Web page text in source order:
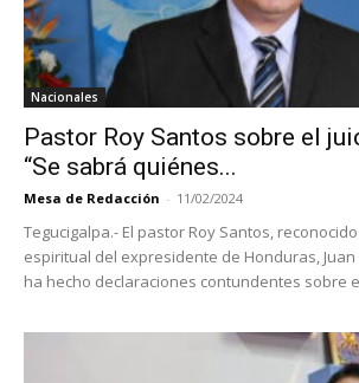
Nacionales
Pastor Roy Santos sobre el
“Se sabrá quiénes...
Mesa de Redacción - 11/02/2024
Tegucigalpa.- El pastor Roy Santos,
espiritual del expresidente de Honduras,
ha hecho declaraciones contundentes sobre